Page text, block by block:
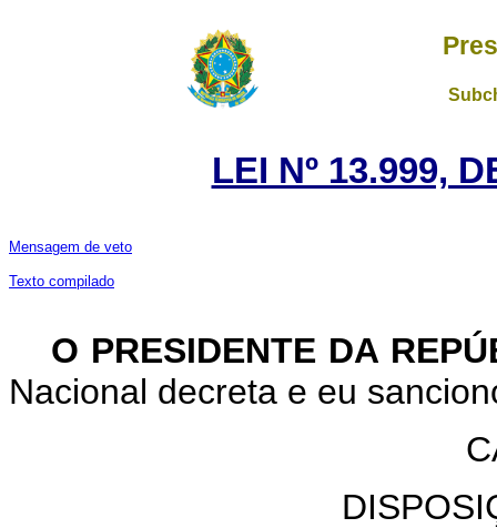
LEI Nº 13.999,
Mensagem de veto
Texto compilado
O PRESIDENTE DA
Nacional decreta e eu